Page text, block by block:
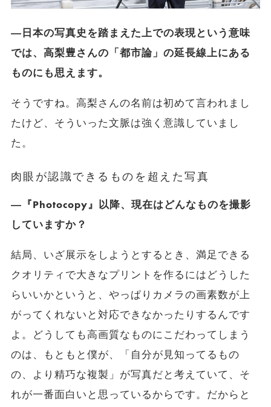
―日本の写真史を踏まえた上での表現という意味
では、高梨豊さんの「都市論」の延長線上にある
ものにも思えます。
そうですね。高梨さんの名前は初めて言われまし
たけど、そういった文脈は強く意識していまし
た。
肉眼が認識できるものを超えた写真
―『Photocopy』以降、現在はどんなものを撮影
していますか？
結局、いざ展示をしようとするとき、満足できる
クオリティで大きなプリントを作るにはどうした
らいいかというと、やっぱりカメラの画素数が上
がってくれないと対応できなかったりするんです
よ。どうしても高画質なものにこだわってしまう
のは、もともと僕が、「自分が見知ってるもの
の、より精巧な複製」が写真だと考えていて、そ
れが一番面白いと思っているからです。だからと